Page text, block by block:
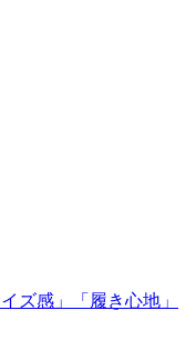
ズ感」「履き心地」